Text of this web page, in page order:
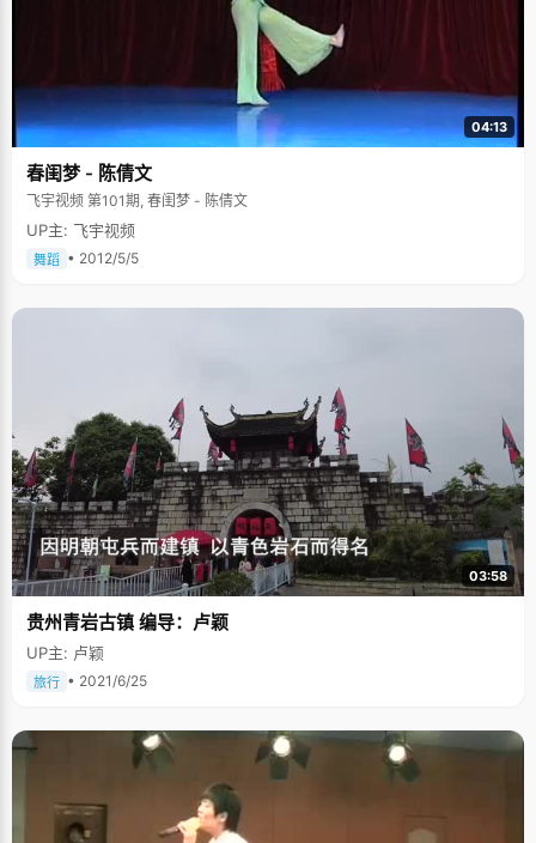
04:13
春闺梦 - 陈倩文
飞宇视频 第101期, 春闺梦 - 陈倩文
UP主: 飞宇视频
舞蹈 • 2012/5/5
03:58
贵州青岩古镇 编导：卢颖
UP主: 卢颖
旅行 • 2021/6/25